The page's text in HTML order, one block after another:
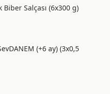
Biber Salçası (6x300 g)
(+6 ay) (3x0,5